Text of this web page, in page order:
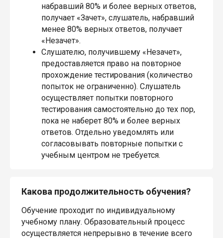
набравший 80% и более верных ответов,
получает «Зачет», слушатель, набравший
менее 80% верных ответов, получает
«Незачет».
Слушателю, получившему «Незачет»,
предоставляется право на повторное
прохождение тестирования (количество
попыток не ограниченно). Слушатель
осуществляет попытки повторного
тестирования самостоятельно до тех пор,
пока не наберет 80% и более верных
ответов. Отдельно уведомлять или
согласовывать повторные попытки с
учебным центром не требуется.
Какова продолжительность обучения?
Обучение проходит по индивидуальному
учебному плану. Образовательный процесс
осуществляется непрерывно в течение всего